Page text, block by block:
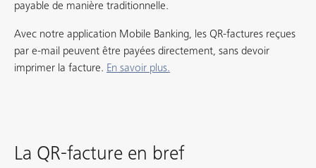
payable de manière traditionnelle.
Avec notre application Mobile Banking, les QR-factures reçues
par e-mail peuvent être payées directement, sans devoir
imprimer la facture. En savoir plus.
La QR-facture en bref